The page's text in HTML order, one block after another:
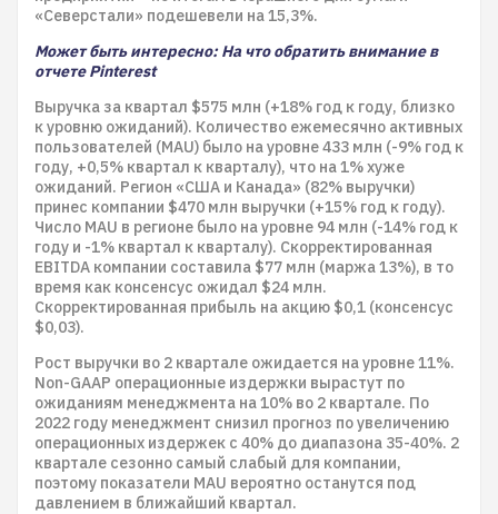
«Северстали» подешевели на 15,3%.
Может быть интересно: На что обратить внимание в
отчете Pinterest
Выручка за квартал $575 млн (+18% год к году, близко
к уровню ожиданий). Количество ежемесячно активных
пользователей (MAU) было на уровне 433 млн (-9% год к
году, +0,5% квартал к кварталу), что на 1% хуже
ожиданий. Регион «США и Канада» (82% выручки)
принес компании $470 млн выручки (+15% год к году).
Число MAU в регионе было на уровне 94 млн (-14% год к
году и -1% квартал к кварталу). Скорректированная
EBITDA компании составила $77 млн (маржа 13%), в то
время как консенсус ожидал $24 млн.
Скорректированная прибыль на акцию $0,1 (консенсус
$0,03).
Рост выручки во 2 квартале ожидается на уровне 11%.
Non-GAAP операционные издержки вырастут по
ожиданиям менеджмента на 10% во 2 квартале. По
2022 году менеджмент снизил прогноз по увеличению
операционных издержек с 40% до диапазона 35-40%. 2
квартале сезонно самый слабый для компании,
поэтому показатели MAU вероятно останутся под
давлением в ближайший квартал.